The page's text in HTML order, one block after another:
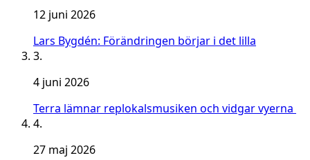
12 juni 2026
Lars Bygdén: Förändringen börjar i det lilla
3.
4 juni 2026
Terra lämnar replokalsmusiken och vidgar vyerna
4.
27 maj 2026